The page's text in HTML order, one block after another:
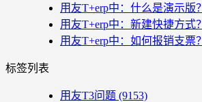
用友T+erp中：什么是演示版？
用友T+erp中：新建快捷方式？
用友T+erp中：如何报销支票？
标签列表
用友T3问题 (9153)